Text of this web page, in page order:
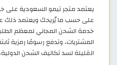
يعتمد متجر تيمو السعودية على
على حسب ما يُريحك ويعتمد ذلك
خدمة الشحن المجاني لمعظم
المشتريات، وتدفع رسومًا رمزية
القليلة لسد تكاليف الشحن